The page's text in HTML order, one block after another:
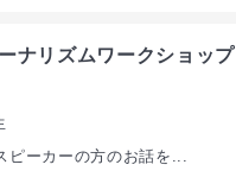
ナリズムワークショップ
ピーカーの方のお話を...